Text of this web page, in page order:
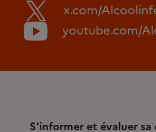
x.com/
youtube.com/
S'informer et évaluer